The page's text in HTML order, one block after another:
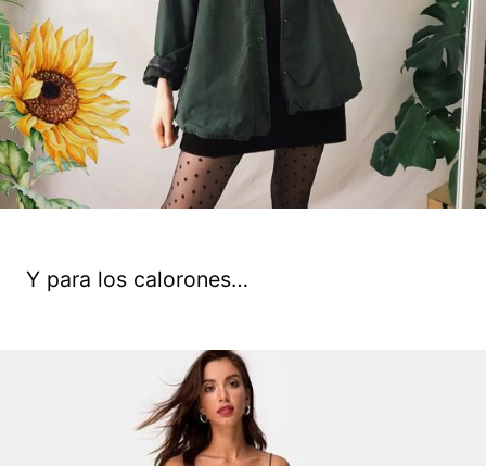
Y para los calorones…